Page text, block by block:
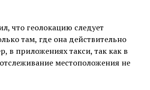
что геолокацию следует
там, где она действительно
в приложениях такси, так как в
местоположения не